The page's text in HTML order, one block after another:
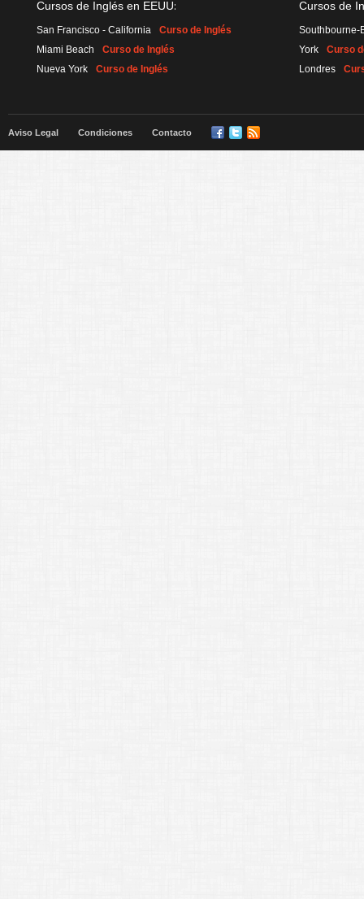
Cursos de Inglés en EEUU:
San Francisco - California
Curso de Inglés
Miami Beach
Curso de Inglés
Nueva York
Curso de Inglés
Cursos de
Southbourne-
York
Curso
Londres
Aviso Legal Condiciones Contacto